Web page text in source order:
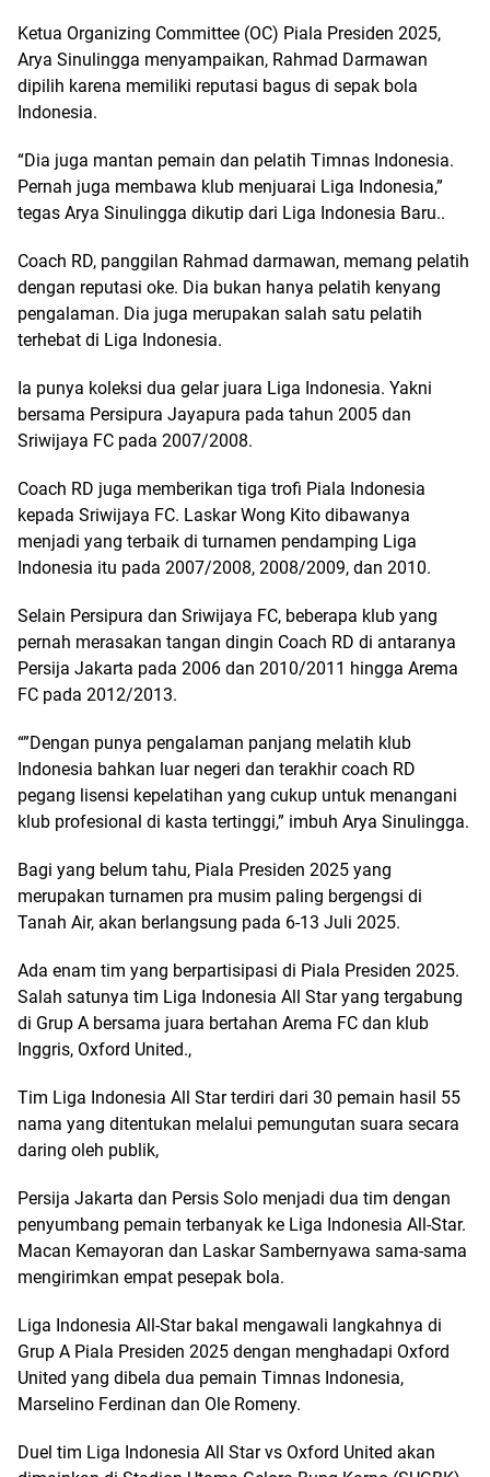
Ketua Organizing Committee (OC) Piala Presiden 2025,
Arya Sinulingga menyampaikan, Rahmad Darmawan
dipilih karena memiliki reputasi bagus di sepak bola
Indonesia.
“Dia juga mantan pemain dan pelatih Timnas Indonesia.
Pernah juga membawa klub menjuarai Liga Indonesia,”
tegas Arya Sinulingga dikutip dari Liga Indonesia Baru..
Coach RD, panggilan Rahmad darmawan, memang pelatih
dengan reputasi oke. Dia bukan hanya pelatih kenyang
pengalaman. Dia juga merupakan salah satu pelatih
terhebat di Liga Indonesia.
Ia punya koleksi dua gelar juara Liga Indonesia. Yakni
bersama Persipura Jayapura pada tahun 2005 dan
Sriwijaya FC pada 2007/2008.
Coach RD juga memberikan tiga trofi Piala Indonesia
kepada Sriwijaya FC. Laskar Wong Kito dibawanya
menjadi yang terbaik di turnamen pendamping Liga
Indonesia itu pada 2007/2008, 2008/2009, dan 2010.
Selain Persipura dan Sriwijaya FC, beberapa klub yang
pernah merasakan tangan dingin Coach RD di antaranya
Persija Jakarta pada 2006 dan 2010/2011 hingga Arema
FC pada 2012/2013.
“”Dengan punya pengalaman panjang melatih klub
Indonesia bahkan luar negeri dan terakhir coach RD
pegang lisensi kepelatihan yang cukup untuk menangani
klub profesional di kasta tertinggi,” imbuh Arya Sinulingga.
Bagi yang belum tahu, Piala Presiden 2025 yang
merupakan turnamen pra musim paling bergengsi di
Tanah Air, akan berlangsung pada 6-13 Juli 2025.
Ada enam tim yang berpartisipasi di Piala Presiden 2025.
Salah satunya tim Liga Indonesia All Star yang tergabung
di Grup A bersama juara bertahan Arema FC dan klub
Inggris, Oxford United.,
Tim Liga Indonesia All Star terdiri dari 30 pemain hasil 55
nama yang ditentukan melalui pemungutan suara secara
daring oleh publik,
Persija Jakarta dan Persis Solo menjadi dua tim dengan
penyumbang pemain terbanyak ke Liga Indonesia All-Star.
Macan Kemayoran dan Laskar Sambernyawa sama-sama
mengirimkan empat pesepak bola.
Liga Indonesia All-Star bakal mengawali langkahnya di
Grup A Piala Presiden 2025 dengan menghadapi Oxford
United yang dibela dua pemain Timnas Indonesia,
Marselino Ferdinan dan Ole Romeny.
Duel tim Liga Indonesia All Star vs Oxford United akan